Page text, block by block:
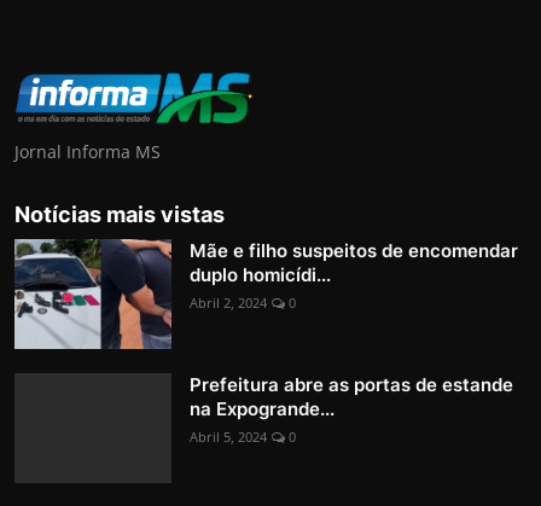
Jornal Informa MS
Notícias mais vistas
Mãe e filho suspeitos de encomendar
duplo homicídi...
Abril 2, 2024 0
Prefeitura abre as portas de estande
na Expogrande...
Abril 5, 2024 0